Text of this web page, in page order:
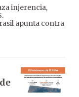
injerencia,
apunta contra